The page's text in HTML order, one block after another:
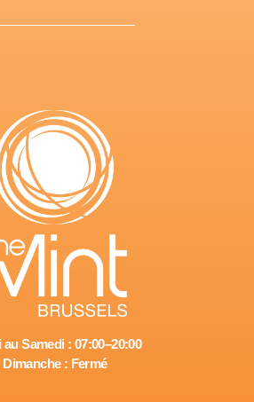
au Samedi : 07:00–20:00
Dimanche : Fermé